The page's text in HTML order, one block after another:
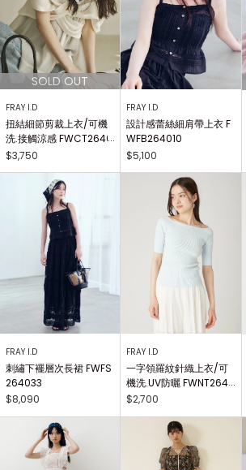
FRAY I.D
扭結細節剪裁上衣/可機
洗.接觸涼感 FWCT2640
25
$3,750
FRAY I.D
設計感蕾絲細肩帶上衣 F
WFB264010
$5,100
FRAY I.D
刺繡下襬層次長裙 FWFS
264033
$8,090
FRAY I.D
一字領羅紋針織上衣/可
機洗.UV防曬 FWNT2640
29
$2,700